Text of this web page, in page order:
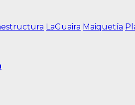
LaGuaira Maiquetía